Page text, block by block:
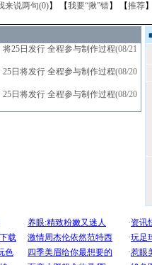
来说两句(0)】 【我要“揪”错】 【推荐
25日发行 全程参与制作过程(08/21
日将发行 全程参与制作过程(08/20
日将发行 全程参与制作过程(08/20
[圣诞节]